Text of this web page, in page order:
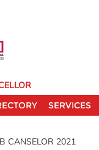
SERVICES
CANSELOR 2021